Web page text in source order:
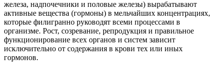
железа, надпочечники и половые железы) вырабатывают
активные вещества (гормоны) в мельчайших концентрациях,
которые филигранно руководят всеми процессами в
организме. Рост, созревание, репродукция и правильное
функционирование всех органов и систем зависит
исключительно от содержания в крови тех или иных
гормонов.